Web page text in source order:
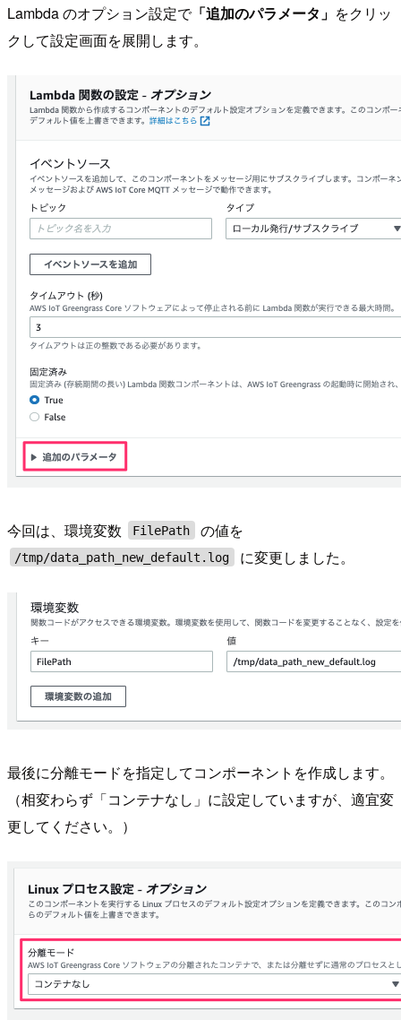
Lambda のオプション設定で「追加のパラメータ」 をクリッ
クして設定画面を展開します。
今回は、環境変数 FilePath の値を
/tmp/data_path_new_default.log に変更しました。
最後に分離モードを指定してコンポーネントを作成します。
（相変わらず「コンテナなし」に設定していますが、適宜変
更してください。）